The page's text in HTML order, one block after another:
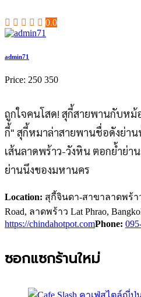
0.0
admin71
Price: 250 350
ถูกใจคนโสด! สุกี้สายพานกับห
กี้" สุกี้หมาล่าสายพานชื่อดังย่าน
เส้นลาดพร้าว-วังหิน ตอกย้ำย่
ย่านนึงของมหานคร
Location: สุกี้จินดา-สาขาลาดพร้าว
Road, ลาดพร้าว Lat Phrao,
https://chindahotpot.comPhone:
ซอกแซกร้านใหม่